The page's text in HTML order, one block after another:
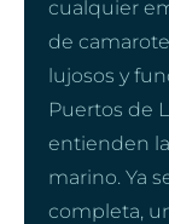
cualquier
de
lujosos y
Puertos de
entienden
marino. Ya
completa,